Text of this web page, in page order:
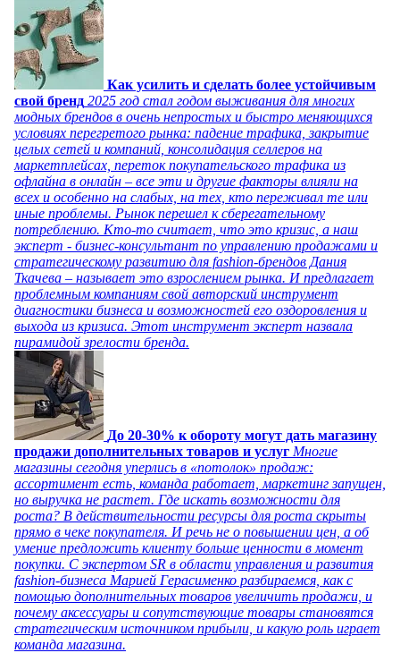
Как усилить и сделать более устойчивым
свой бренд 2025 год стал годом выживания для многих
модных брендов в очень непростых и быстро меняющихся
условиях перегретого рынка: падение трафика, закрытие
целых сетей и компаний, консолидация селлеров на
маркетплейсах, переток покупательского трафика из
офлайна в онлайн – все эти и другие факторы влияли на
всех и особенно на слабых, на тех, кто переживал те или
иные проблемы. Рынок перешел к сберегательному
потреблению. Кто-то считает, что это кризис, а наш
эксперт - бизнес-консультант по управлению продажами и
стратегическому развитию для fashion-брендов Дания
Ткачева – называет это взрослением рынка. И предлагает
проблемным компаниям свой авторский инструмент
диагностики бизнеса и возможностей его оздоровления и
выхода из кризиса. Этот инструмент эксперт назвала
пирамидой зрелости бренда.
До 20-30% к обороту могут дать магазину
продажи дополнительных товаров и услуг Многие
магазины сегодня уперлись в «потолок» продаж:
ассортимент есть, команда работает, маркетинг запущен,
но выручка не растет. Где искать возможности для
роста? В действительности ресурсы для роста скрыты
прямо в чеке покупателя. И речь не о повышении цен, а об
умение предложить клиенту больше ценности в момент
покупки. С экспертом SR в области управления и развития
fashion-бизнеса Марией Герасименко разбираемся, как с
помощью дополнительных товаров увеличить продажи, и
почему аксессуары и сопутствующие товары становятся
стратегическим источником прибыли, и какую роль играет
команда магазина.